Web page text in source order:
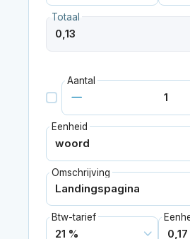
Totaal
Aantal
Eenheid
Omschrijving
Btw-tarief